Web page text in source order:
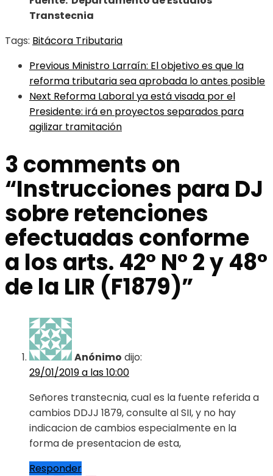
Transtecnia
Tags: Bitácora Tributaria
Previous Ministro Larraín: El objetivo es que la
reforma tributaria sea aprobada lo antes posible
Next Reforma Laboral ya está visada por el
Presidente: irá en proyectos separados para
agilizar tramitación
3 comments on
“Instrucciones para DJ
sobre retenciones
efectuadas conforme
a los arts. 42° N° 2 y 48°
de la LIR (F1879)”
Anónimo dijo:
29/01/2019 a las 10:00
Señores transtecnia, cual es la fuente referida a
cambios DDJJ 1879, consulte al SII, y no hay
indicacion de cambios especialmente en la
forma de presentacion de esta,
Responder